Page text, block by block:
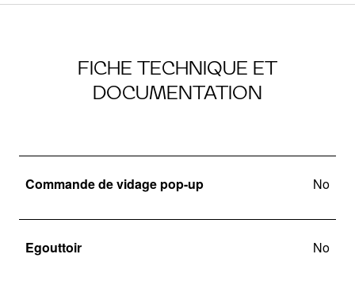
FICHE TECHNIQUE ET
DOCUMENTATION
Commande de vidage pop-up No
Egouttoir No